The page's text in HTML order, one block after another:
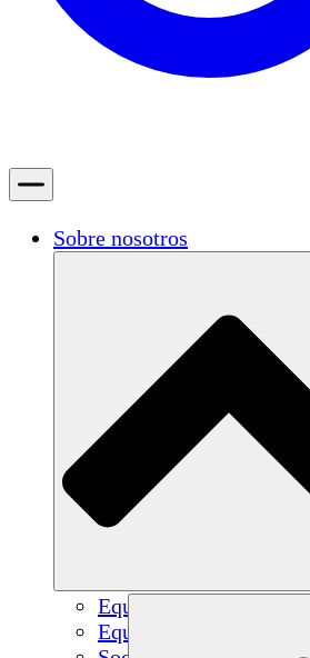
Sobre nosotros
Equipo
Equipo